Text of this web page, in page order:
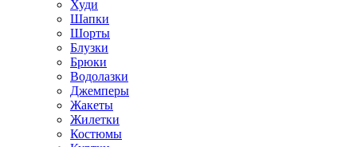
Худи
Шапки
Шорты
Блузки
Брюки
Водолазки
Джемперы
Жакеты
Жилетки
Костюмы